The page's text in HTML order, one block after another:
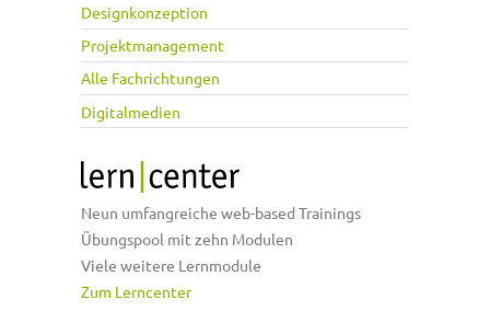
Designkonzeption
Projektmanagement
Alle Fachrichtungen
Digitalmedien
Neun umfangreiche web-based Trainings
Übungspool mit zehn Modulen
Viele weitere Lernmodule
Zum Lerncenter